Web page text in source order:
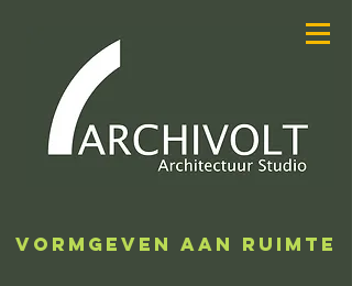
ARCHIVOLT
ARCHITECTUUR
STUDIO
VORMGEVEN AAN RUIMTE